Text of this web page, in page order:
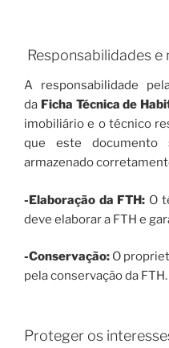
Responsabilidades
A responsabilidade
da Ficha Técnica de
imobiliário e o técnico
que este documento
armazenado
-Elaboração da FTH: O
deve elaborar a FTH e
-Conservação: O
pela conservação da FTH.
Proteger os